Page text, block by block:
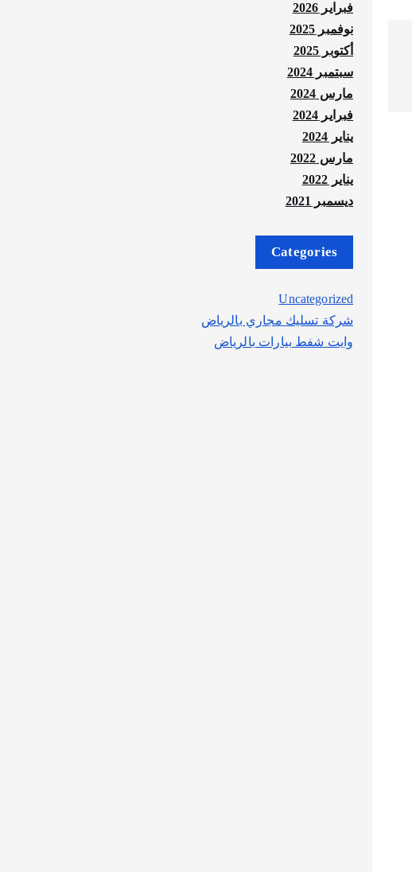
فبراير 2026
نوفمبر 2025
أكتوبر 2025
سبتمبر 2024
مارس 2024
فبراير 2024
يناير 2024
مارس 2022
يناير 2022
ديسمبر 2021
Categories
Uncategorized
شركة تسليك مجاري بالرياض
وايت شفط بيارات بالرياض